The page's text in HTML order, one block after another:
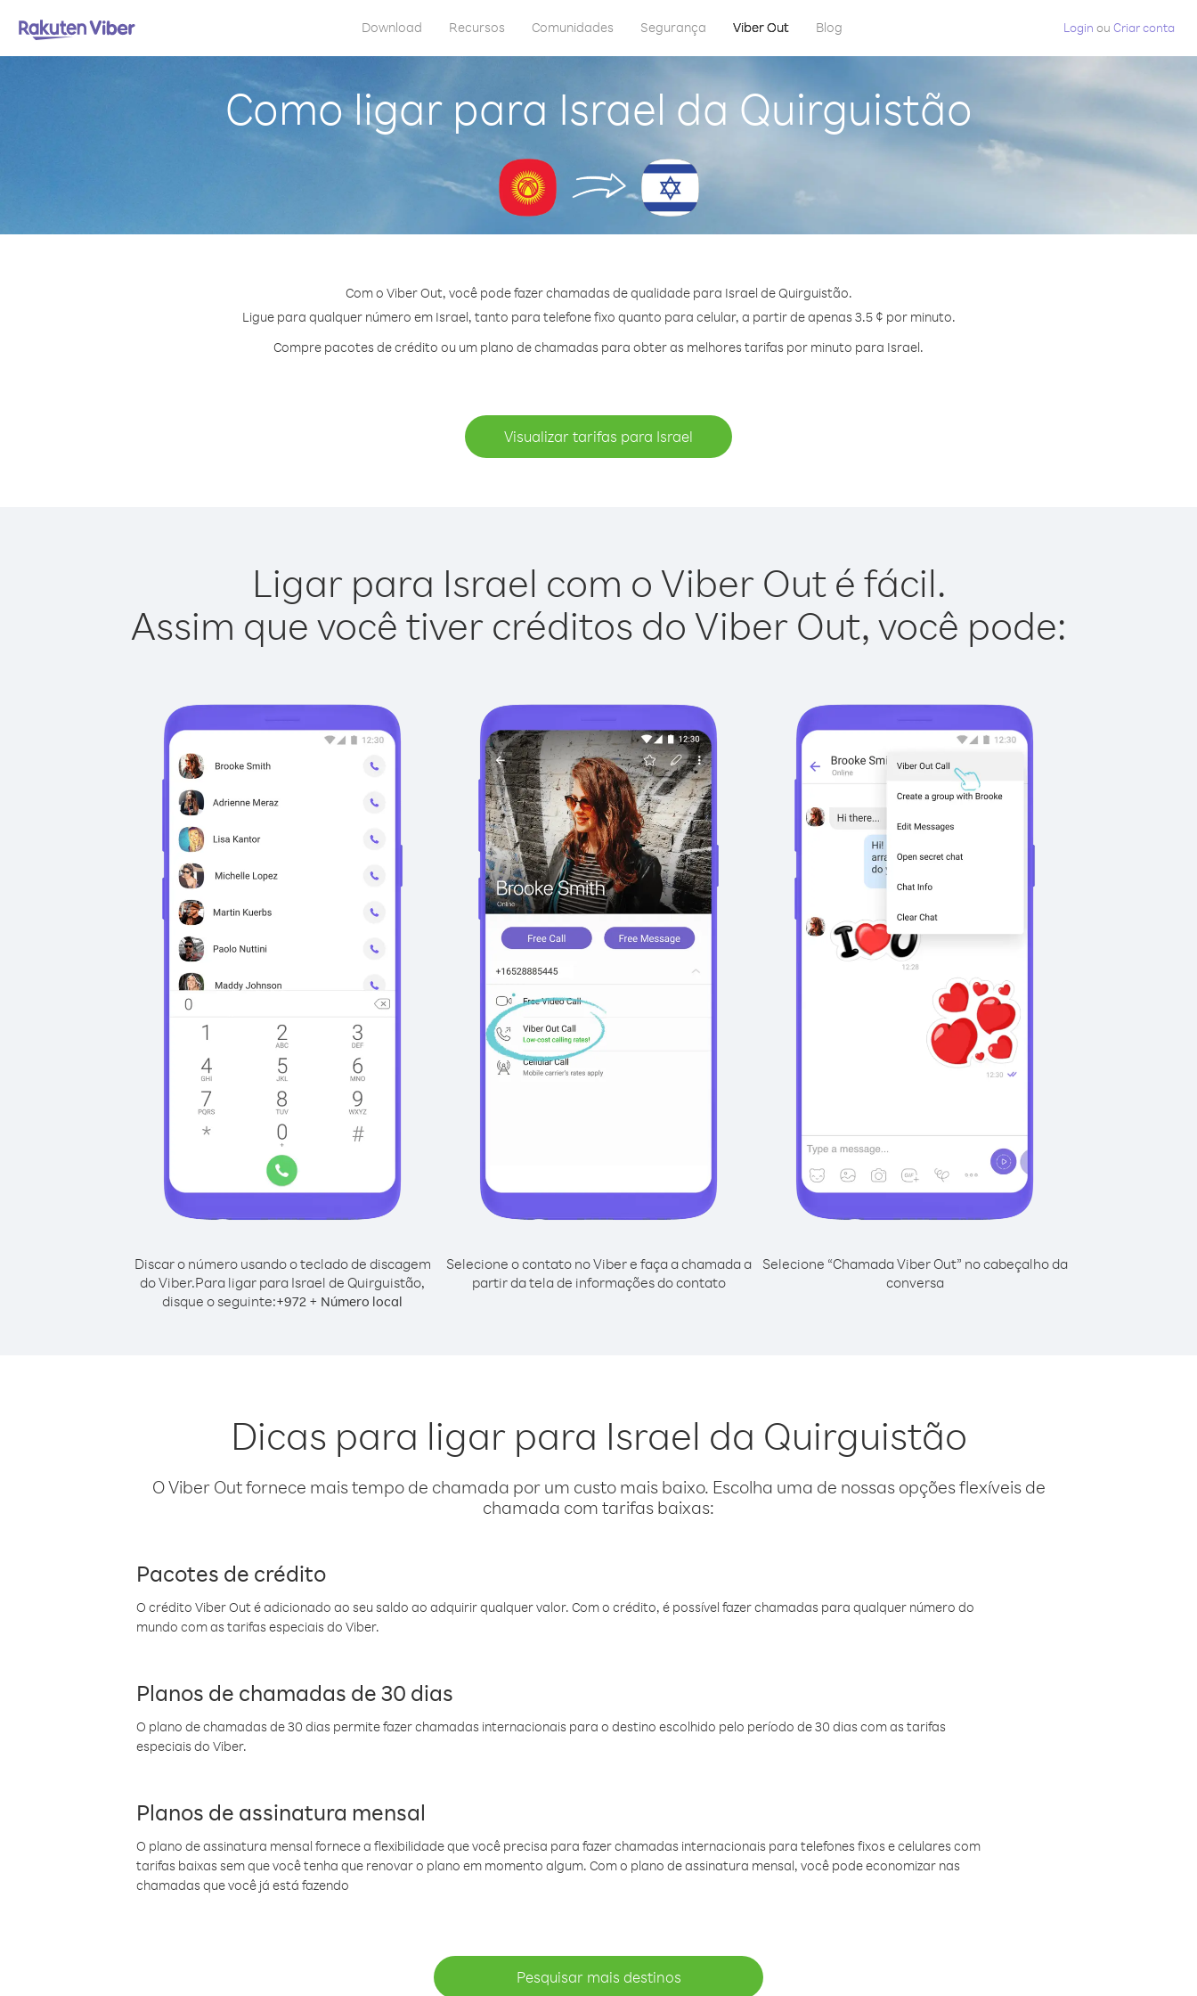
Download Recursos Comunidades Segurança Viber Out Blog Login ou Criar conta
Como ligar para Israel da Quirguistão
Com o Viber Out, você pode fazer chamadas de qualidade para Israel de Quirguistão.
Ligue para qualquer número em Israel, tanto para telefone fixo quanto para celular, a partir de apenas 3.5 ¢ por minuto.
Compre pacotes de crédito ou um plano de chamadas para obter as melhores tarifas por minuto para Israel.
Visualizar tarifas para Israel
Ligar para Israel com o Viber Out é fácil.
Assim que você tiver créditos do Viber Out, você pode:
Discar o número usando o teclado de discagem
do Viber.Para ligar para Israel de Quirguistão,
disque o seguinte:+972 + Número local
Selecione o contato no Viber e faça a chamada a
partir da tela de informações do contato
Selecione “Chamada Viber Out” no cabeçalho da
conversa
Dicas para ligar para Israel da Quirguistão
O Viber Out fornece mais tempo de chamada por um custo mais baixo. Escolha uma de nossas opções flexíveis de
chamada com tarifas baixas:
Pacotes de crédito
O crédito Viber Out é adicionado ao seu saldo ao adquirir qualquer valor. Com o crédito, é possível fazer chamadas para qualquer número do
mundo com as tarifas especiais do Viber.
Planos de chamadas de 30 dias
O plano de chamadas de 30 dias permite fazer chamadas internacionais para o destino escolhido pelo período de 30 dias com as tarifas
especiais do Viber.
Planos de assinatura mensal
O plano de assinatura mensal fornece a flexibilidade que você precisa para fazer chamadas internacionais para telefones fixos e celulares com
tarifas baixas sem que você tenha que renovar o plano em momento algum. Com o plano de assinatura mensal, você pode economizar nas
chamadas que você já está fazendo
Pesquisar mais destinos